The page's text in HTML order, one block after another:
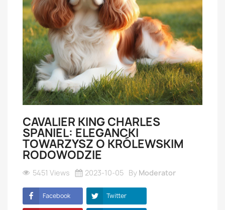
CAVALIER KING CHARLES
SPANIEL: ELEGANCKI
TOWARZYSZ O KRÓLEWSKIM
RODOWODZIE
5451 Views 2023-10-05 By Moderator
Facebook Twitter